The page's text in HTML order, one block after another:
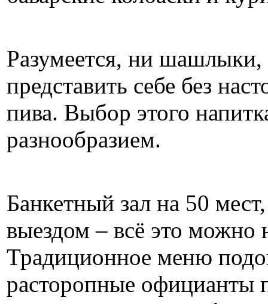
Разумеется, ни
представить себе без
пива. Выбор этого
разнообразием.
Банкетный зал на 50
выездом – всё это можно
Традиционное меню
расторопные официанты